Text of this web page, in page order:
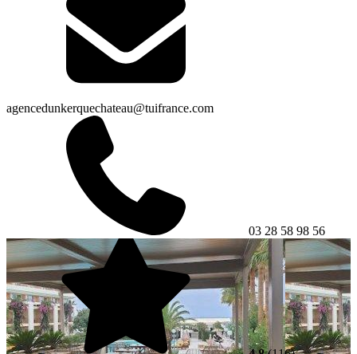
agencedunkerquechateau@tuifrance.com
03 28 58 98 56